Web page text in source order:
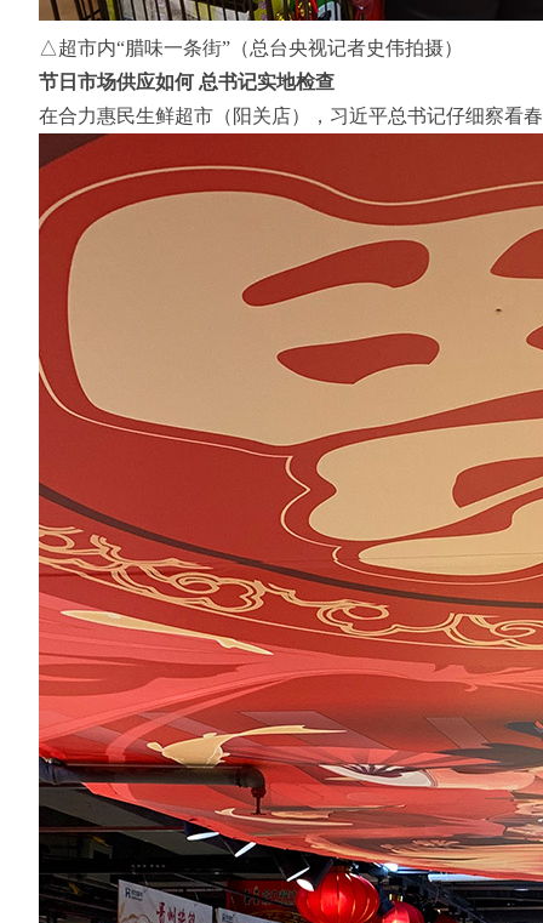
△超市内“腊味一条街”（总台央视记者史伟拍摄）
节日市场供应如何 总书记实地检查
在合力惠民生鲜超市（阳关店），习近平总书记仔细察看